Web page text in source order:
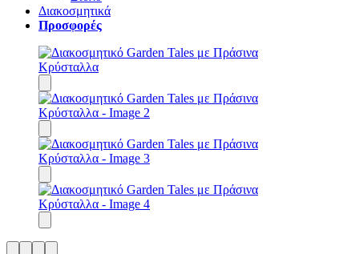
Διακοσμητικά
Προσφορές